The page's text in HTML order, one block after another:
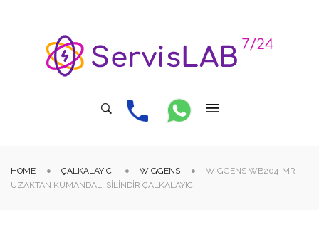
HOME ÇALKALAYICI WIGGENS
WIGGENS WB204-MR
UZAKTAN KUMANDALI SILINDIR ÇALKALAYICI